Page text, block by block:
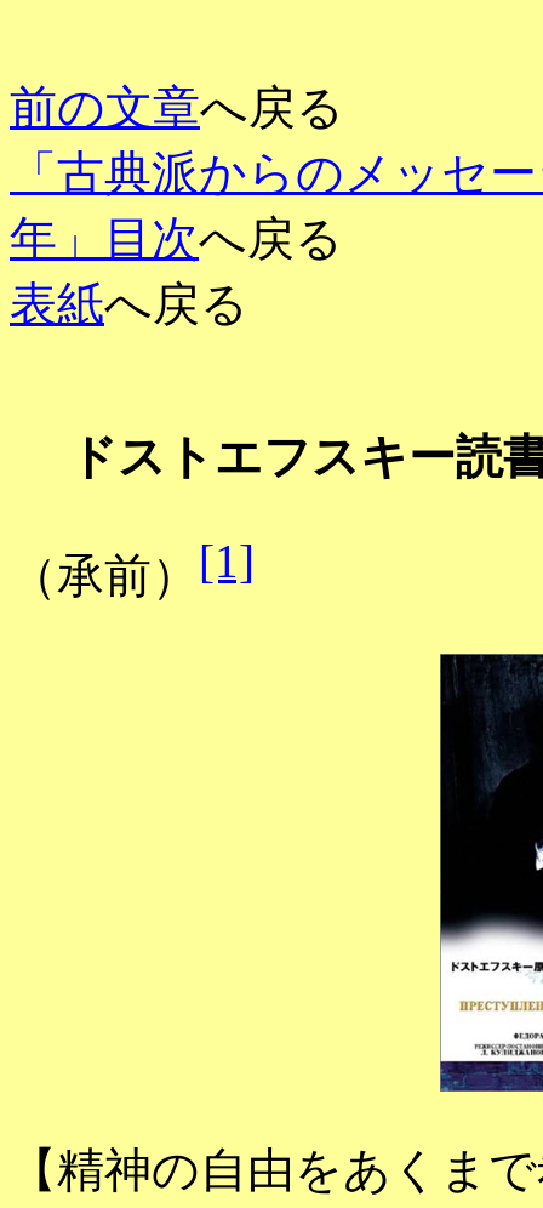
前の文章へ戻る
「古典派からのメッセ
年」目次へ戻る
表紙へ戻る
ドストエフスキー読
（承前） [1]
【精神の自由をあくま